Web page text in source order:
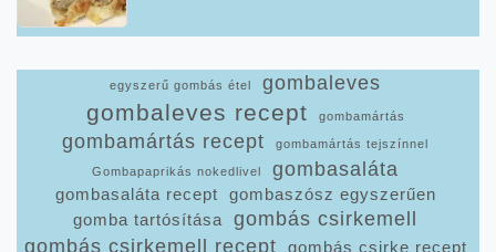
egyszerű gombás étel gombaleves
gombaleves recept gombamártás
gombamártás recept gombamártás tejszínnel
Gombapaprikás nokedlivel gombasaláta
gombasaláta recept
gombaszósz egyszerűen
gomba tartósítása
gombás csirkemell
gombás csirkemell recept
gombás csirke recept